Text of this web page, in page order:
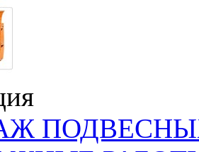
ПОДВЕСНЫХ